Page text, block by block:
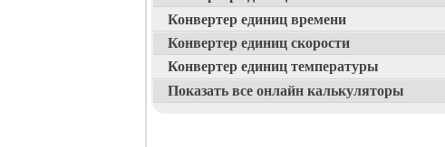
Конвертер единиц времени
Конвертер единиц скорости
Конвертер единиц температуры
Показать все онлайн калькуляторы